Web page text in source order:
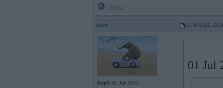
uteo 01. Jul 2026, 12:24
Kopš: 26. Jun 2010
01 Jul